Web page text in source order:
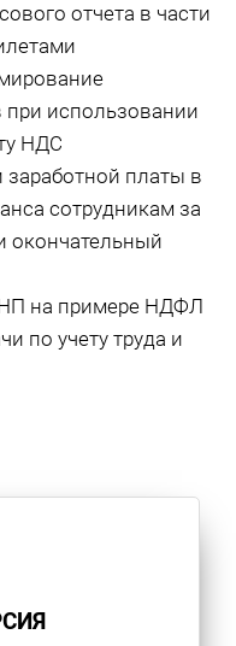
отчета в части
при использовании
НДС
заработной платы в
сотрудникам за
окончательный
на примере НДФЛ
по учету труда и